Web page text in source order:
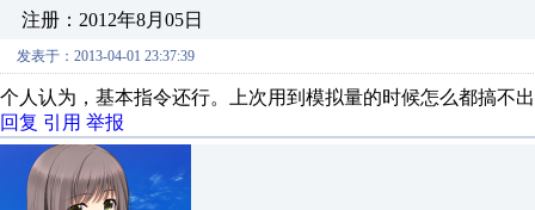
注册：2012年8月05日
发表于：2013-04-01 23:37:39
个人认为，基本指令还行。上次用到模拟量的时候怎么都搞不
回复 引用 举报